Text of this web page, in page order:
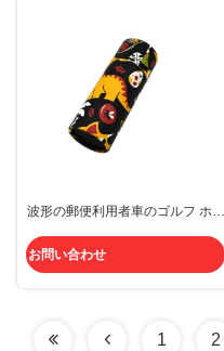
波形の郵便利用者車のゴルフ ホイ
円形のティッシュ箱のホールダー
お問い合わせ
1 2